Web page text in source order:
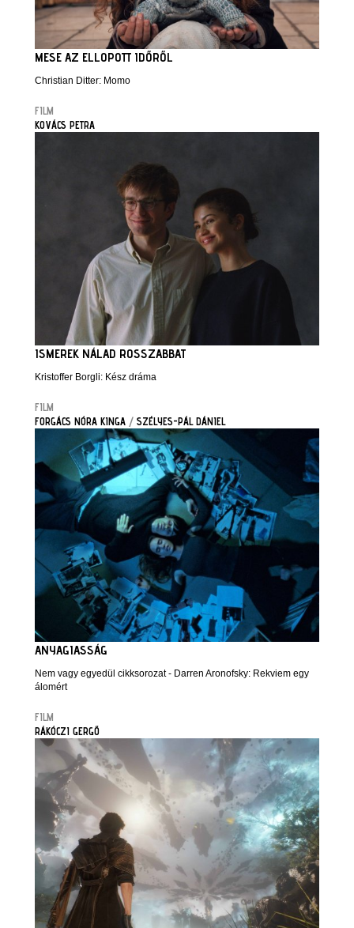
MESE AZ ELLOPOTT IDŐRŐL
Christian Ditter: Momo
FILM
KOVÁCS PETRA
ISMEREK NÁLAD ROSSZABBAT
Kristoffer Borgli: Kész dráma
FILM
FORGÁCS NÓRA KINGA / SZÉLYES-PÁL DÁNIEL
ANYAGIASSÁG
Nem vagy egyedül cikksorozat - Darren Aronofsky: Rekviem egy
álomért
FILM
RÁKÓCZI GERGŐ